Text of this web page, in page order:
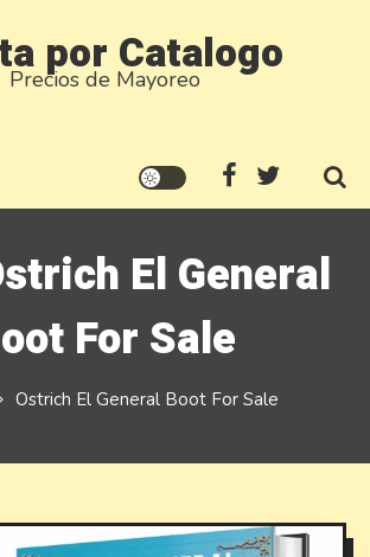
por Catalogo
Precios de Mayoreo
El General
For Sale
Ostrich El General Boot For Sale